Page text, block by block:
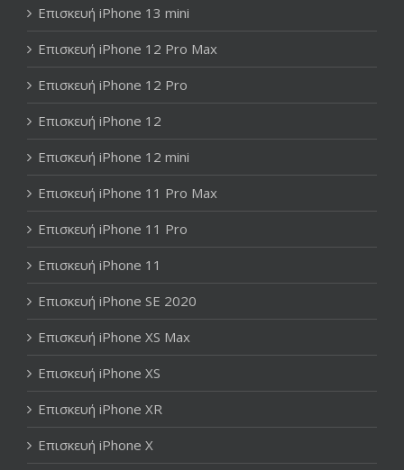
Επισκευή iPhone 13 mini
Επισκευή iPhone 12 Pro Max
Επισκευή iPhone 12 Pro
Επισκευή iPhone 12
Επισκευή iPhone 12 mini
Επισκευή iPhone 11 Pro Max
Επισκευή iPhone 11 Pro
Επισκευή iPhone 11
Επισκευή iPhone SE 2020
Επισκευή iPhone XS Max
Επισκευή iPhone XS
Επισκευή iPhone XR
Επισκευή iPhone X